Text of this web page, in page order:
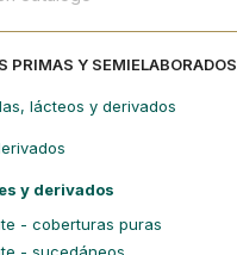
PRIMAS Y SEMIELABORADOS
lácteos y derivados
y derivados
- coberturas puras